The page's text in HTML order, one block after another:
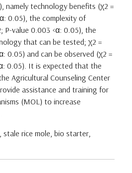
namely technology benefits (χ2 =
0.05), the complexity of
P-value 0.003 <α: 0.05), the
that can be tested; χ2 =
0.05) and can be observed (χ2 =
0.05). It is expected that the
Agricultural Counseling Center
assistance and training for
(MOL) to increase
stale rice mole, bio starter,